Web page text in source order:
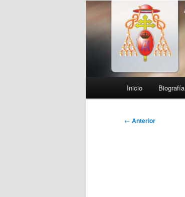
Inicio Biografía
Navegación
← Anterior